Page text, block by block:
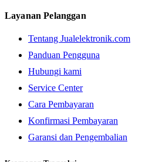
Layanan Pelanggan
Tentang Jualelektronik.com
Panduan Pengguna
Hubungi kami
Service Center
Cara Pembayaran
Konfirmasi Pembayaran
Garansi dan Pengembalian